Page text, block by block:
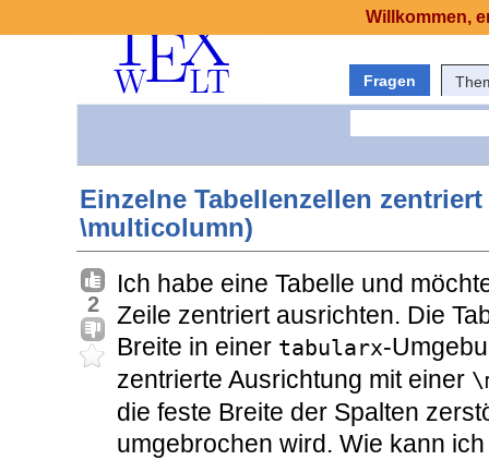
Fragen
Einzelne Tabellenzellen
\multicolumn)
2
Ich habe eine Tabelle und
Zeile zentriert ausrichten. Die
Breite in einer tabularx-
zentrierte Ausrichtung mit einer
die feste Breite der Spalten
umgebrochen wird. Wie kann
Willkommen,